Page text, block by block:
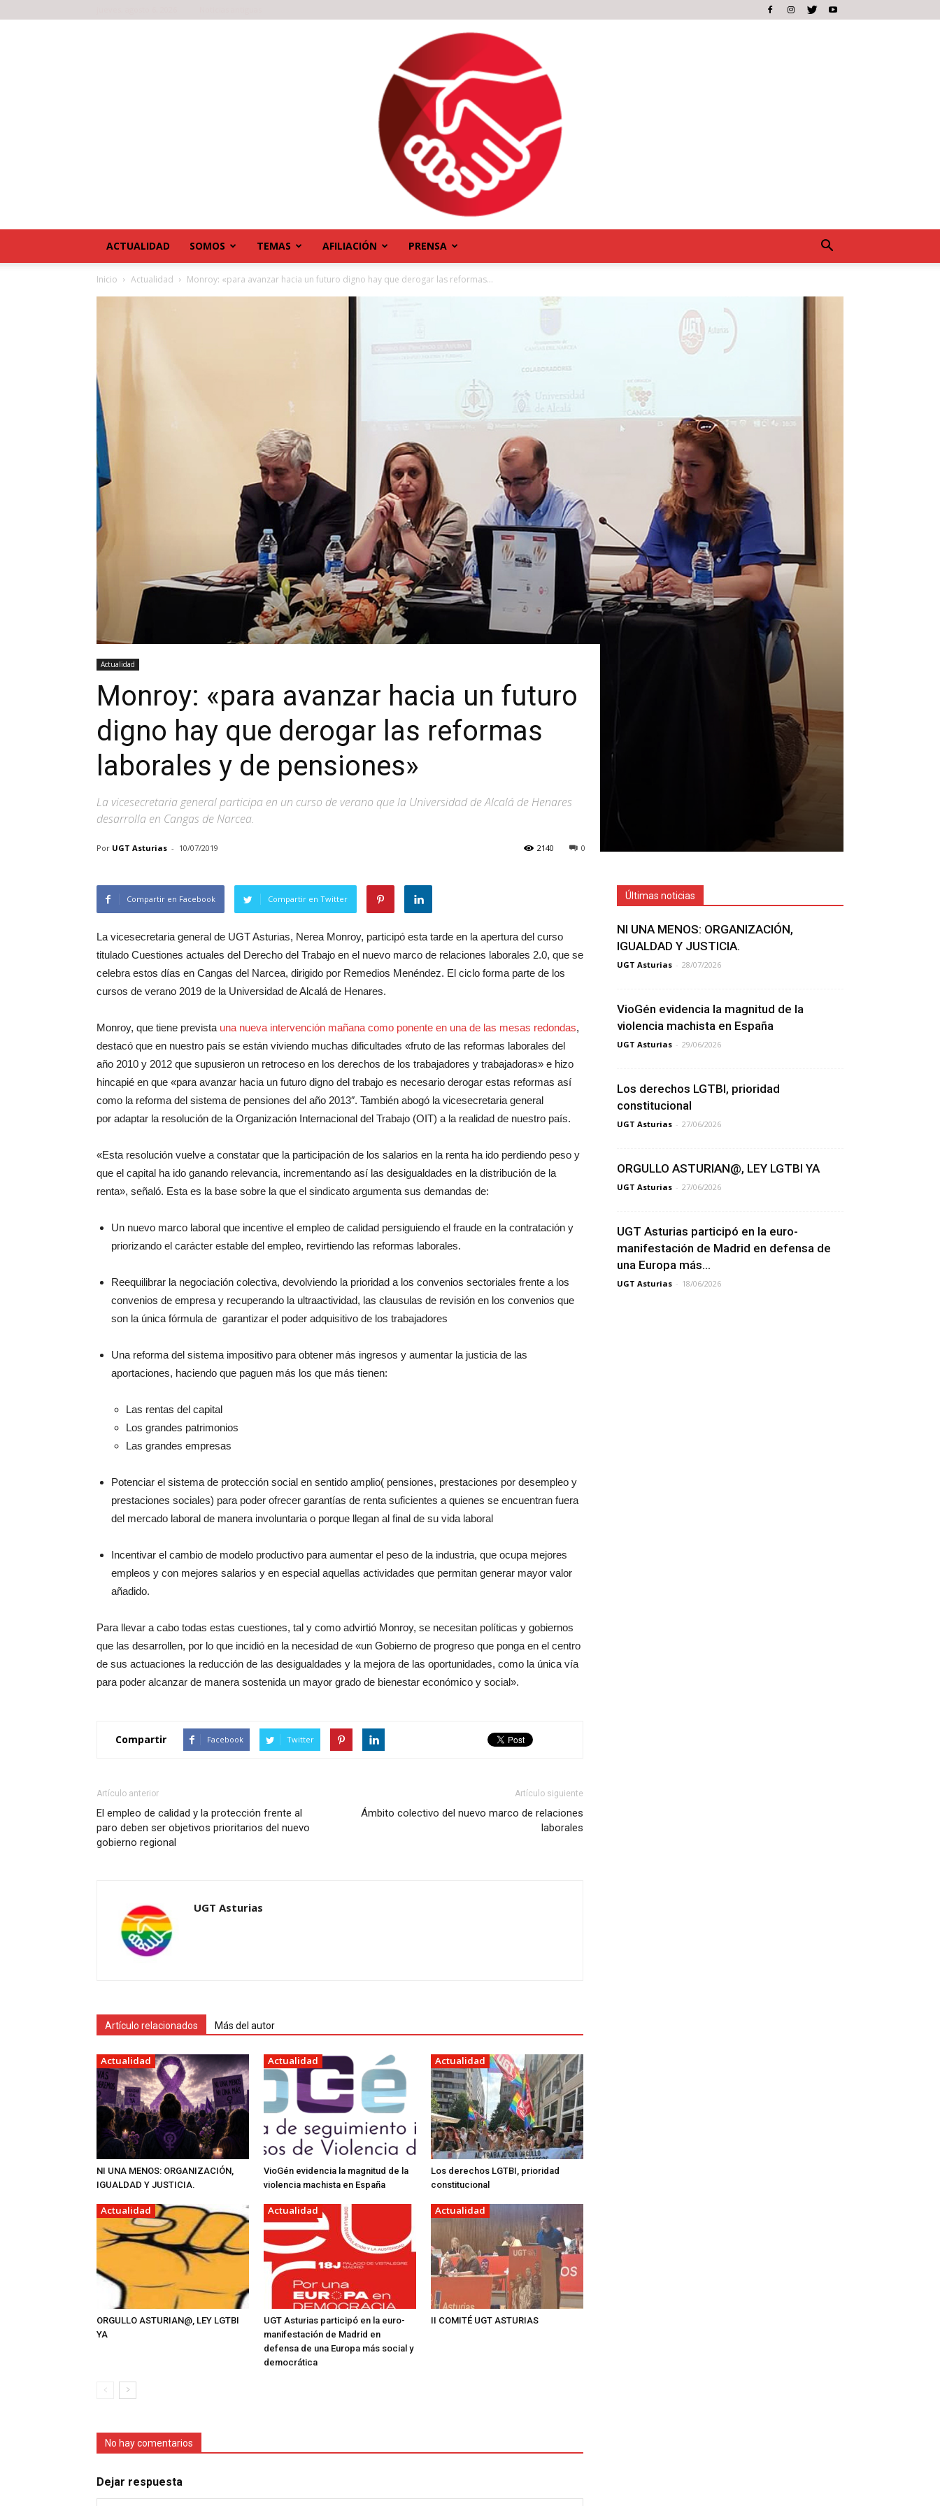
ACTUALIDAD SOMOS TEMAS AFILIACIÓN PRENSA
Inicio Actualidad Monroy: «para avanzar hacia un futuro digno hay que derogar las reformas...
Actualidad
Monroy: «para avanzar hacia un futuro
digno hay que derogar las reformas
laborales y de pensiones»
La vicesecretaria general participa en un curso de verano que la Universidad de Alcalá de Henares
desarrolla en Cangas de Narcea.
Por UGT Asturias - 10/07/2019 0
2140
Compartir en Facebook Compartir en Twitter
La vicesecretaria general de UGT Asturias, Nerea Monroy, participó esta tarde en la apertura del curso
titulado Cuestiones actuales del Derecho del Trabajo en el nuevo marco de relaciones laborales 2.0, que se
celebra estos días en Cangas del Narcea, dirigido por Remedios Menéndez. El ciclo forma parte de los
cursos de verano 2019 de la Universidad de Alcalá de Henares.
Monroy, que tiene prevista una nueva intervención mañana como ponente en una de las mesas redondas,
destacó que en nuestro país se están viviendo muchas dificultades «fruto de las reformas laborales del
año 2010 y 2012 que supusieron un retroceso en los derechos de los trabajadores y trabajadoras» e hizo
hincapié en que «para avanzar hacia un futuro digno del trabajo es necesario derogar estas reformas así
como la reforma del sistema de pensiones del año 2013″. También abogó la vicesecretaria general
por adaptar la resolución de la Organización Internacional del Trabajo (OIT) a la realidad de nuestro país.
«Esta resolución vuelve a constatar que la participación de los salarios en la renta ha ido perdiendo peso y
que el capital ha ido ganando relevancia, incrementando así las desigualdades en la distribución de la
renta», señaló. Esta es la base sobre la que el sindicato argumenta sus demandas de:
Un nuevo marco laboral que incentive el empleo de calidad persiguiendo el fraude en la contratación y
priorizando el carácter estable del empleo, revirtiendo las reformas laborales.
Reequilibrar la negociación colectiva, devolviendo la prioridad a los convenios sectoriales frente a los
convenios de empresa y recuperando la ultraactividad, las clausulas de revisión en los convenios que
son la única fórmula de garantizar el poder adquisitivo de los trabajadores
Una reforma del sistema impositivo para obtener más ingresos y aumentar la justicia de las
aportaciones, haciendo que paguen más los que más tienen:
Las rentas del capital
Los grandes patrimonios
Las grandes empresas
Potenciar el sistema de protección social en sentido amplio( pensiones, prestaciones por desempleo y
prestaciones sociales) para poder ofrecer garantías de renta suficientes a quienes se encuentran fuera
del mercado laboral de manera involuntaria o porque llegan al final de su vida laboral
Incentivar el cambio de modelo productivo para aumentar el peso de la industria, que ocupa mejores
empleos y con mejores salarios y en especial aquellas actividades que permitan generar mayor valor
añadido.
Para llevar a cabo todas estas cuestiones, tal y como advirtió Monroy, se necesitan políticas y gobiernos
que las desarrollen, por lo que incidió en la necesidad de «un Gobierno de progreso que ponga en el centro
de sus actuaciones la reducción de las desigualdades y la mejora de las oportunidades, como la única vía
para poder alcanzar de manera sostenida un mayor grado de bienestar económico y social».
Compartir Facebook Twitter
Artículo anterior
El empleo de calidad y la protección frente al
paro deben ser objetivos prioritarios del nuevo
gobierno regional
Artículo siguiente
Ámbito colectivo del nuevo marco de relaciones
laborales
UGT Asturias
Artículo relacionados Más del autor
Actualidad
NI UNA MENOS: ORGANIZACIÓN,
IGUALDAD Y JUSTICIA.
Actualidad
VioGén evidencia la magnitud de la
violencia machista en España
Actualidad
Los derechos LGTBI, prioridad
constitucional
Actualidad
ORGULLO ASTURIAN@, LEY LGTBI
YA
Actualidad
UGT Asturias participó en la euro-
manifestación de Madrid en
defensa de una Europa más social y
democrática
Actualidad
II COMITÉ UGT ASTURIAS
No hay comentarios
Dejar respuesta
Últimas noticias
NI UNA MENOS: ORGANIZACIÓN,
IGUALDAD Y JUSTICIA.
UGT Asturias - 28/07/2026
VioGén evidencia la magnitud de la
violencia machista en España
UGT Asturias - 29/06/2026
Los derechos LGTBI, prioridad
constitucional
UGT Asturias - 27/06/2026
ORGULLO ASTURIAN@, LEY LGTBI YA
UGT Asturias - 27/06/2026
UGT Asturias participó en la euro-
manifestación de Madrid en defensa de
una Europa más...
UGT Asturias - 18/06/2026